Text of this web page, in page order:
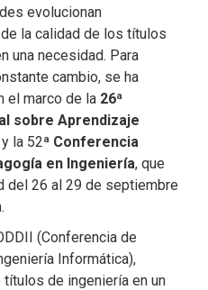
evolucionan
la calidad de los títulos
una necesidad. Para
cambio, se ha
el marco de la 26ª
sobre Aprendizaje
y la 52ª Conferencia
en Ingeniería, que
del 26 al 29 de septiembre
(Conferencia de
Informática),
de ingeniería en un